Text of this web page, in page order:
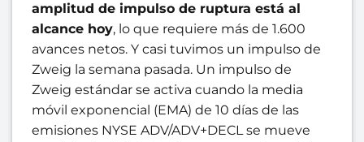
amplitud de impulso de ruptura está al
alcance hoy, lo que requiere más de 1.600
avances netos. Y casi tuvimos un impulso de
Zweig la semana pasada. Un impulso de
Zweig estándar se activa cuando la media
móvil exponencial (EMA) de 10 días de las
emisiones NYSE ADV/ADV+DECL se mueve